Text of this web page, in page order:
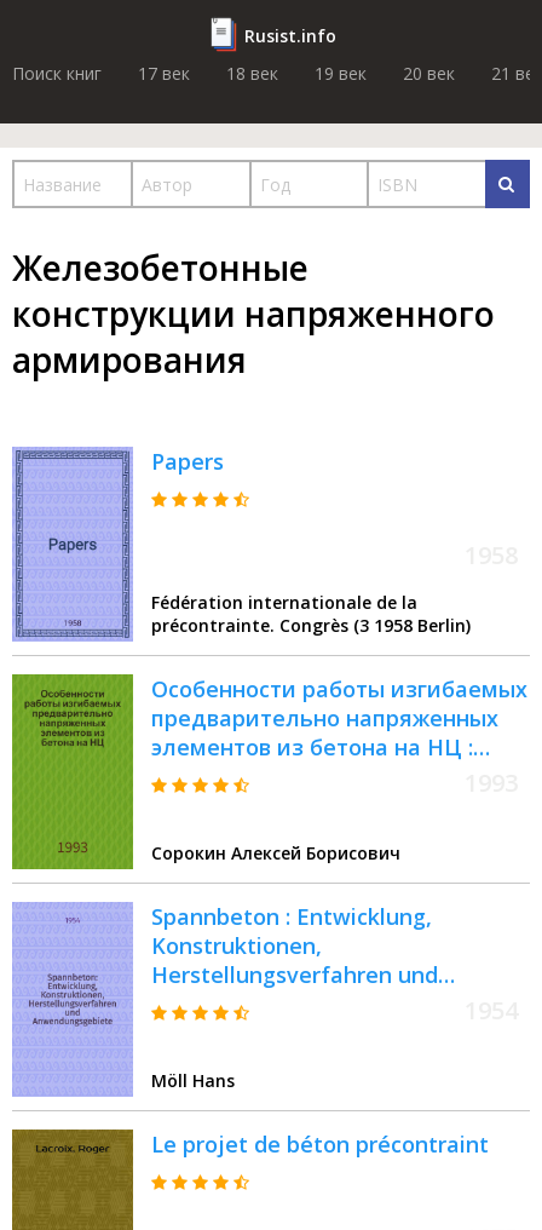
Rusist.info
Поиск книг
17 век 18 век 19 век 20 век 21 век
Железобетонные
конструкции напряженного
армирования
Papers
Fédération internationale de la
précontrainte. Congrès (3 1958 Berlin)
Особенности работы изгибаемых
предварительно напряженных
элементов из бетона на НЦ :
Автореф. дис. на соиск. учен.
Сорокин Алексей Борисович
Spannbeton : Entwicklung,
Konstruktionen,
Herstellungsverfahren und
Anwendungsgebiete
Möll Hans
Le projet de béton précontraint